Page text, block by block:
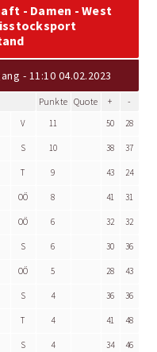
- Damen - West
- 11:10 04.02.2023
Punkte Quote + -
V 11 50 28
S 10 38 37
T 9 43 24
OÖ 8 41 31
OÖ 6 32 32
S 6 30 36
OÖ 5 28 43
S 4 36 36
T 4 41 48
S 4 34 46